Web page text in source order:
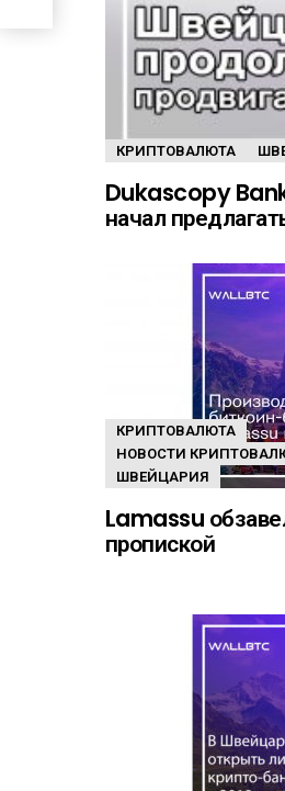
КРИПТОВАЛЮТА
Dukascopy
начал
КРИПТОВАЛЮТА
НОВОСТИ
ШВЕЙЦАРИЯ
Lamassu
пропиской